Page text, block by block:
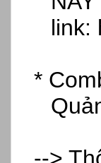
link:
*